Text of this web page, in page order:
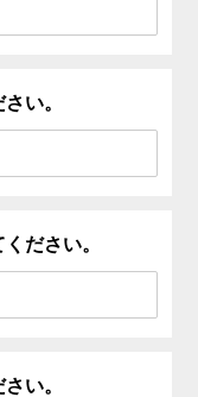
い。
ださい。
い。